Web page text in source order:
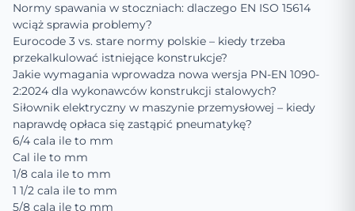
Normy spawania w stoczniach: dlaczego EN ISO 15614
wciąż sprawia problemy?
Eurocode 3 vs. stare normy polskie – kiedy trzeba
przekalkulować istniejące konstrukcje?
Jakie wymagania wprowadza nowa wersja PN-EN 1090-
2:2024 dla wykonawców konstrukcji stalowych?
Siłownik elektryczny w maszynie przemysłowej – kiedy
naprawdę opłaca się zastąpić pneumatykę?
6/4 cala ile to mm
Cal ile to mm
1/8 cala ile to mm
1 1/2 cala ile to mm
5/8 cala ile to mm